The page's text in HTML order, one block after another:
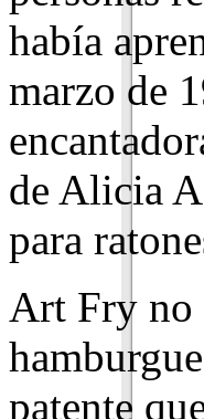
había
marzo de
de Alicia
para
Art Fry no
patente